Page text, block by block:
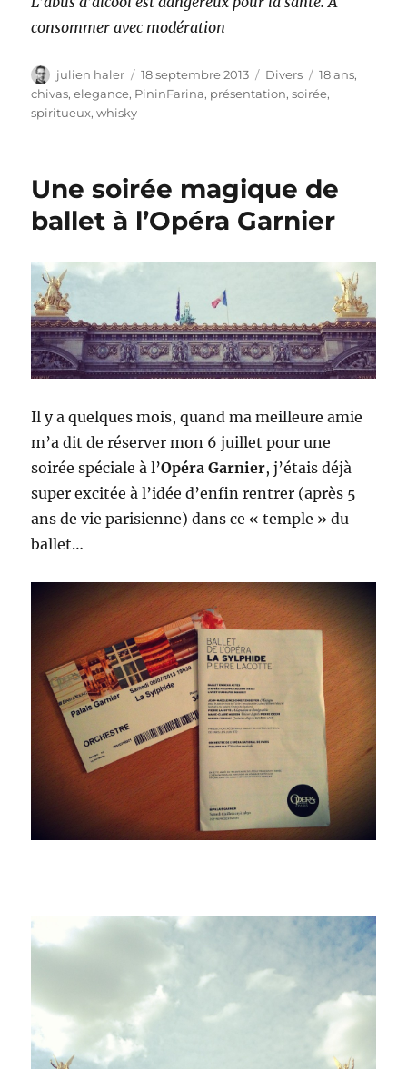
consommer avec modération
Auteur
julien haler
Publié
le
18 septembre 2013 Catégories
Divers Étiquettes
18 ans,
chivas,elegance, PininFarina, présentation,soirée,
spiritueux,whisky
Une soirée magique de
ballet à l’Opéra Garnier
Il y a quelques mois, quand ma meilleure amie
m’a dit de réserver mon 6 juillet pour une
soirée spéciale à l’Opéra Garnier, j’étais déjà
super excitée à l’idée d’enfin rentrer (après 5
ans de vie parisienne) dans ce « temple » du
ballet…